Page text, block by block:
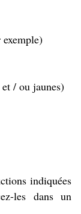
/ ou jaunes)
indiquées
les dans un